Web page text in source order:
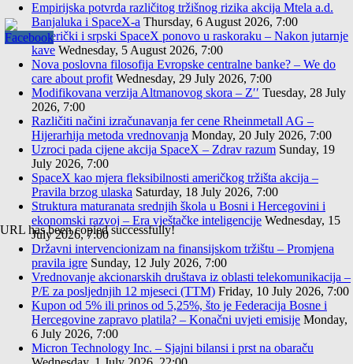
URL has been copied successfully!
Empirijska potvrda različitog tržišnog rizika akcija Mtela a.d.
Banjaluka i SpaceX-a Thursday, 6 August 2026, 7:00
Američki i srpski SpaceX ponovo u raskoraku – Nakon jutarnje
kave Wednesday, 5 August 2026, 7:00
Nova poslovna filosofija Evropske centralne banke? – We do
care about profit Wednesday, 29 July 2026, 7:00
Modifikovana verzija Altmanovog skora – Z′′ Tuesday, 28 July
2026, 7:00
Različiti načini izračunavanja fer cene Rheinmetall AG –
Hijerarhija metoda vrednovanja Monday, 20 July 2026, 7:00
Uzroci pada cijene akcija SpaceX – Zdrav razum Sunday, 19
July 2026, 7:00
SpaceX kao mjera fleksibilnosti američkog tržišta akcija –
Pravila brzog ulaska Saturday, 18 July 2026, 7:00
Struktura maturanata srednjih škola u Bosni i Hercegovini i
ekonomski razvoj – Era vještačke inteligencije Wednesday, 15
July 2026, 7:00
Državni intervencionizam na finansijskom tržištu – Promjena
pravila igre Sunday, 12 July 2026, 7:00
Vrednovanje akcionarskih društava iz oblasti telekomunikacija –
P/E za posljednjih 12 mjeseci (TTM) Friday, 10 July 2026, 7:00
Kupon od 5% ili prinos od 5,25%, što je Federacija Bosne i
Hercegovine zapravo platila? – Konačni uvjeti emisije Monday,
6 July 2026, 7:00
Micron Technology Inc. – Sjajni bilansi i prst na obaraču